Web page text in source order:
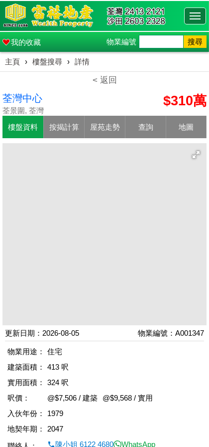
我的收藏 物業編號 搜尋
主頁 › 樓盤搜尋 › 詳情
< 返回
荃灣中心
荃景圍, 荃灣
$310萬
樓盤資料 按揭計算 屋苑走勢 查詢 地圖
更新日期：2026-08-05 物業編號：A001347
物業用途：
住宅
建築面積：
413 呎
實用面積：
324 呎
呎價：
@$7,506 / 建築
@$9,568 / 實用
入伙年份：
1979
地契年期：
2047
陳小姐 6122 4680 WhatsApp